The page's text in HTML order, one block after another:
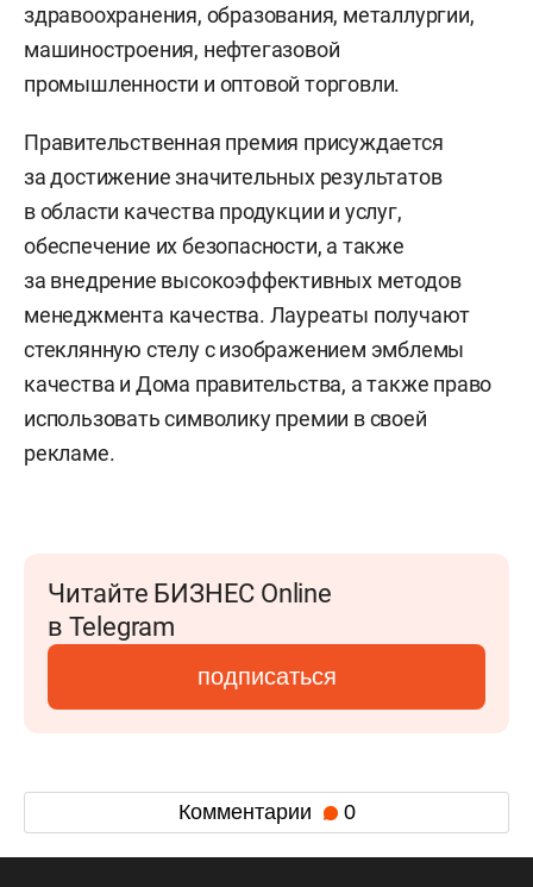
здравоохранения, образования, металлургии,
машиностроения, нефтегазовой
промышленности и оптовой торговли.
Правительственная премия присуждается
за достижение значительных результатов
в области качества продукции и услуг,
обеспечение их безопасности, а также
за внедрение высокоэффективных методов
менеджмента качества. Лауреаты получают
стеклянную стелу с изображением эмблемы
качества и Дома правительства, а также право
использовать символику премии в своей
рекламе.
Читайте БИЗНЕС Online
в Telegram
подписаться
Комментарии 0